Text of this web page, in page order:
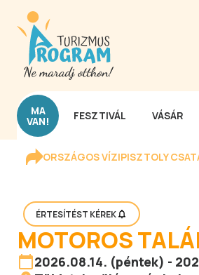
MA
VAN! FESZTIVÁL VÁSÁR
ORSZÁGOS VÍZIPISZTOLY
ÉRTESÍTÉST KÉREK
MOTOROS
2026.08.14. (péntek) -